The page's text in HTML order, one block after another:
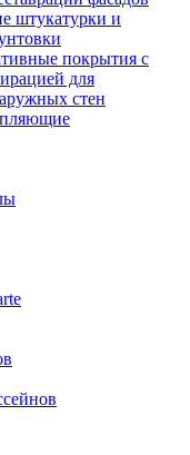
штукатурки и
покрытия с
для
стен